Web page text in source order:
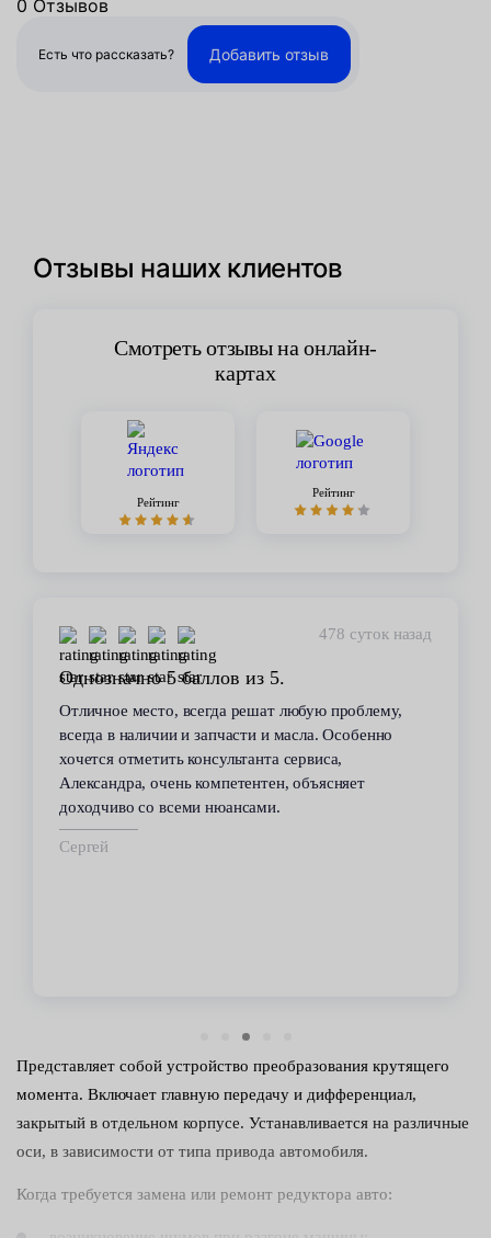
0 Отзывов
Есть что рассказать? Добавить отзыв
Отзывы наших клиентов
Смотреть отзывы на онлайн-
картах
Рейтинг
Рейтинг
478 суток назад
Однозначно 5 баллов из 5.
Отличное место, всегда решат любую проблему,
всегда в наличии и запчасти и масла. Особенно
хочется отметить консультанта сервиса,
Александра, очень компетентен, объясняет
доходчиво со всеми нюансами.
Сергей
Представляет собой устройство преобразования крутящего
момента. Включает главную передачу и дифференциал,
закрытый в отдельном корпусе. Устанавливается на различные
оси, в зависимости от типа привода автомобиля.
Когда требуется замена или ремонт редуктора авто: